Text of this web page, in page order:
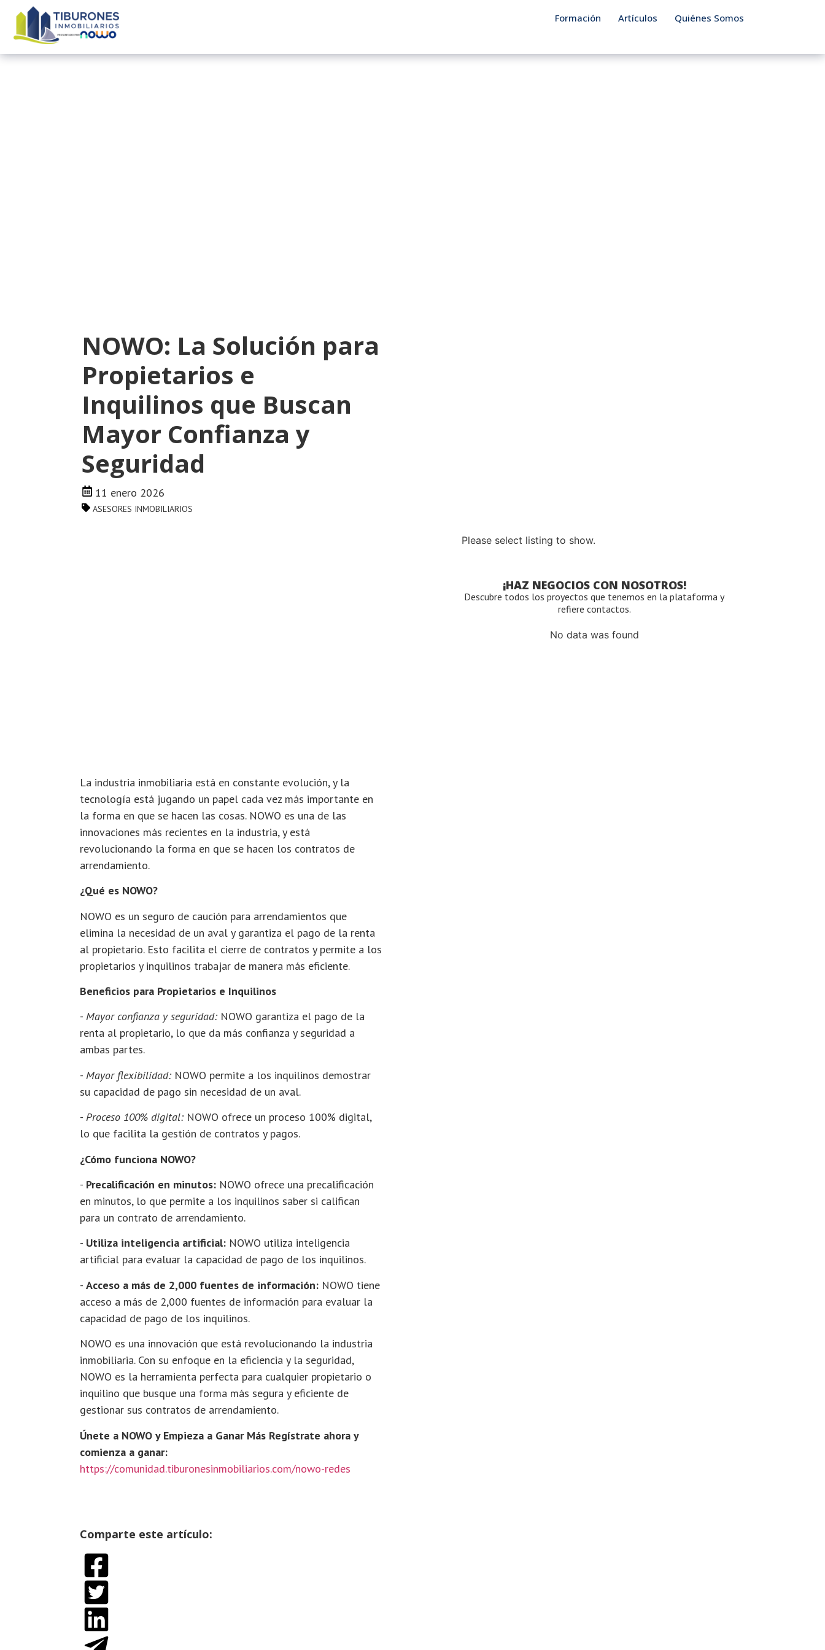
Formación Artículos Quiénes Somos
NOWO: La Solución para
Propietarios e
Inquilinos que Buscan
Mayor Confianza y
Seguridad
11 enero 2026
ASESORES INMOBILIARIOS
La industria inmobiliaria está en constante evolución, y la
tecnología está jugando un papel cada vez más importante en
la forma en que se hacen las cosas. NOWO es una de las
innovaciones más recientes en la industria, y está
revolucionando la forma en que se hacen los contratos de
arrendamiento.
¿Qué es NOWO?
NOWO es un seguro de caución para arrendamientos que
elimina la necesidad de un aval y garantiza el pago de la renta
al propietario. Esto facilita el cierre de contratos y permite a los
propietarios y inquilinos trabajar de manera más eficiente.
Beneficios para Propietarios e Inquilinos
- Mayor confianza y seguridad: NOWO garantiza el pago de la
renta al propietario, lo que da más confianza y seguridad a
ambas partes.
- Mayor flexibilidad: NOWO permite a los inquilinos demostrar
su capacidad de pago sin necesidad de un aval.
- Proceso 100% digital: NOWO ofrece un proceso 100% digital,
lo que facilita la gestión de contratos y pagos.
¿Cómo funciona NOWO?
- Precalificación en minutos: NOWO ofrece una precalificación
en minutos, lo que permite a los inquilinos saber si califican
para un contrato de arrendamiento.
- Utiliza inteligencia artificial: NOWO utiliza inteligencia
artificial para evaluar la capacidad de pago de los inquilinos.
- Acceso a más de 2,000 fuentes de información: NOWO tiene
acceso a más de 2,000 fuentes de información para evaluar la
capacidad de pago de los inquilinos.
NOWO es una innovación que está revolucionando la industria
inmobiliaria. Con su enfoque en la eficiencia y la seguridad,
NOWO es la herramienta perfecta para cualquier propietario o
inquilino que busque una forma más segura y eficiente de
gestionar sus contratos de arrendamiento.
Únete a NOWO y Empieza a Ganar Más Regístrate ahora y
comienza a ganar:
https://comunidad.tiburonesinmobiliarios.com/nowo-redes
Comparte este artículo:
Please select listing to show.
¡HAZ NEGOCIOS CON NOSOTROS!
Descubre todos los proyectos que tenemos en la plataforma y
refiere contactos.
No data was found
ENLACE